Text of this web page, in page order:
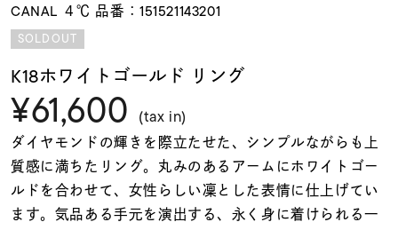
石の色
ファッションテイス
ト
着用シーン
コレクション
CANAL ４℃ 品番：151521143201
SOLDOUT
K18ホワイトゴールド リング
¥61,600 (tax in)
ダイヤモンドの輝きを際立たせた、シンプルながらも上
質感に満ちたリング。丸みのあるアームにホワイトゴー
ルドを合わせて、女性らしい凜とした表情に仕上げてい
ます。気品ある手元を演出する、永く身に着けられる一